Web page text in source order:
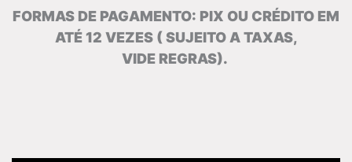
FORMAS DE PAGAMENTO: PIX OU CRÉDITO EM
ATÉ 12 VEZES ( SUJEITO A TAXAS,
VIDE REGRAS).